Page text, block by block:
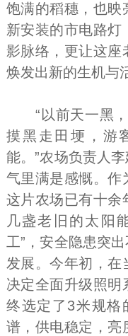
饱满的稻穗，也映
新安装的市电路灯
影脉络，更让这座
焕发出新的生机与
“以前天一黑，
摸黑走田埂，游
能。”农场负责人
气里满是感慨。作
这片农场已有十余
几盏老旧的太阳
工”，安全隐患突
发展。今年初，在
决定全面升级照明
终选定了3米规格
谱，供电稳定，亮